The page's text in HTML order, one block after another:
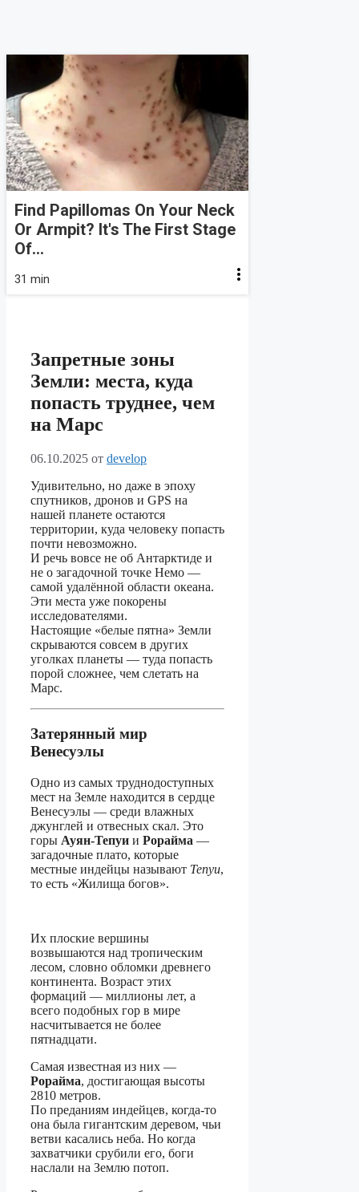
Find Papillomas On Your Neck
Or Armpit? It's The First Stage
Of...
31 min
Запретные зоны
Земли: места, куда
попасть труднее, чем
на Марс
06.10.2025 от develop
Удивительно, но даже в эпоху
спутников, дронов и GPS на
нашей планете остаются
территории, куда человеку попасть
почти невозможно.
И речь вовсе не об Антарктиде и
не о загадочной точке Немо —
самой удалённой области океана.
Эти места уже покорены
исследователями.
Настоящие «белые пятна» Земли
скрываются совсем в других
уголках планеты — туда попасть
порой сложнее, чем слетать на
Марс.
Затерянный мир
Венесуэлы
Одно из самых труднодоступных
мест на Земле находится в сердце
Венесуэлы — среди влажных
джунглей и отвесных скал. Это
горы Ауян-Тепуи и Рорайма —
загадочные плато, которые
местные индейцы называют Тепуи,
то есть «Жилища богов».
Их плоские вершины
возвышаются над тропическим
лесом, словно обломки древнего
континента. Возраст этих
формаций — миллионы лет, а
всего подобных гор в мире
насчитывается не более
пятнадцати.
Самая известная из них —
Рорайма, достигающая высоты
2810 метров.
По преданиям индейцев, когда-то
она была гигантским деревом, чьи
ветви касались неба. Но когда
захватчики срубили его, боги
наслали на Землю потоп.